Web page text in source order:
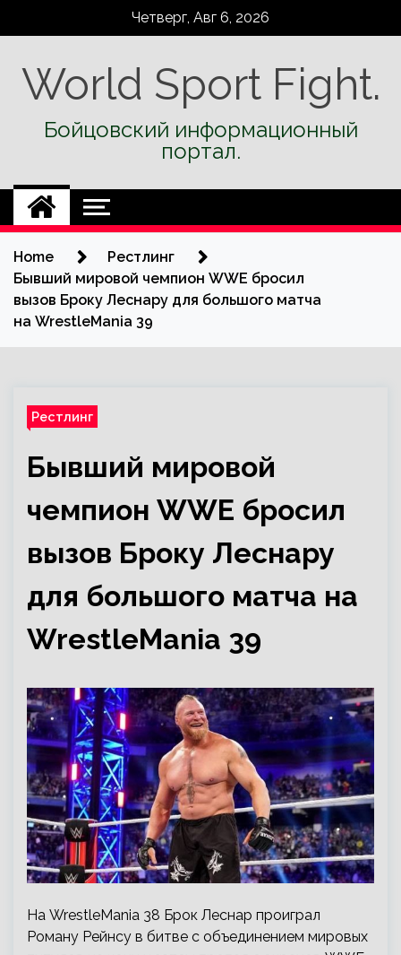
Четверг, Авг 6, 2026
World Sport Fight.
Бойцовский информационный
портал.
Home
Рестлинг
Бывший мировой чемпион WWE бросил
вызов Броку Леснару для большого матча
на WrestleMania 39
Рестлинг
Бывший мировой
чемпион WWE бросил
вызов Броку Леснару
для большого матча на
WrestleMania 39
На WrestleMania 38 Брок Леснар проиграл
Роману Рейнсу в битве с объединением мировых